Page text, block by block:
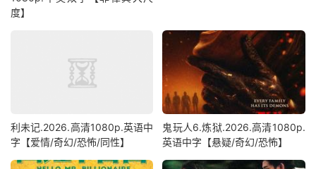
度】
利未记.2026.高清1080p.英语中
字【爱情/奇幻/恐怖/同性】
鬼玩人6.炼狱.2026.高清1080p.
英语中字【悬疑/奇幻/恐怖】